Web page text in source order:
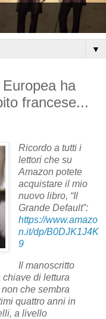
▼
ha
francese...
Ricordo a tutti i
lettori che su
Amazon potete
acquistare il mio
nuovo libro, “Il
Grande Default”:
https://www.amazo
n.it/dp/B0DJK1J4K
9
Il manoscritto
di lettura
che sembra
quattro anni in
a livello